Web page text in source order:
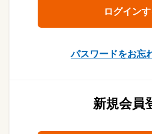
パスワードをお忘
新規会員